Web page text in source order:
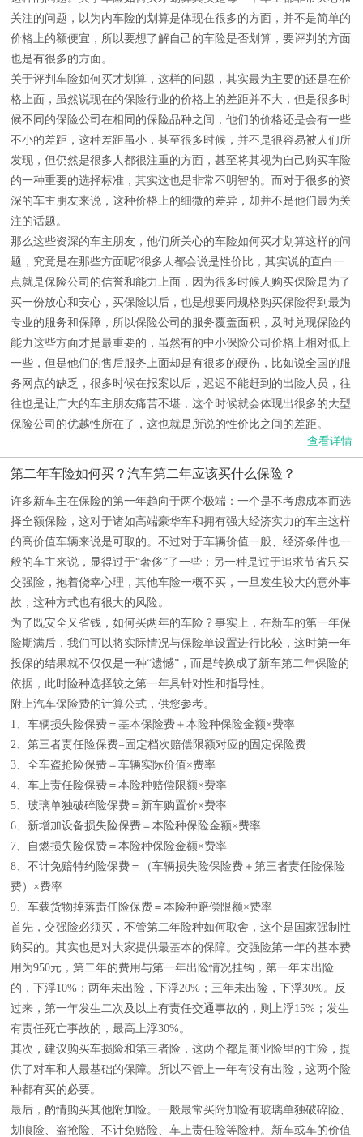
关注的问题，以为内车险的划算是体现在很多的方面，并不是简单的
价格上的额便宜，所以要想了解自己的车险是否划算，要评判的方面
也是有很多的方面。
关于评判车险如何买才划算，这样的问题，其实最为主要的还是在价
格上面，虽然说现在的保险行业的价格上的差距并不大，但是很多时
候不同的保险公司在相同的保险品种之间，他们的价格还是会有一些
不小的差距，这种差距虽小，甚至很多时候，并不是很容易被人们所
发现，但仍然是很多人都很注重的方面，甚至将其视为自己购买车险
的一种重要的选择标准，其实这也是非常不明智的。而对于很多的资
深的车主朋友来说，这种价格上的细微的差异，却并不是他们最为关
注的话题。
那么这些资深的车主朋友，他们所关心的车险如何买才划算这样的问
题，究竟是在那些方面呢?很多人都会说是性价比，其实说的直白一
点就是保险公司的信誉和能力上面，因为很多时候人购买保险是为了
买一份放心和安心，买保险以后，也是想要同规格购买保险得到最为
专业的服务和保障，所以保险公司的服务覆盖面积，及时兑现保险的
能力这些方面才是最重要的，虽然有的中小保险公司价格上相对低上
一些，但是他们的售后服务上面却是有很多的硬伤，比如说全国的服
务网点的缺乏，很多时候在报案以后，迟迟不能赶到的出险人员，往
往也是让广大的车主朋友痛苦不堪，这个时候就会体现出很多的大型
保险公司的优越性所在了，这也就是所说的性价比之间的差距。
查看详情
第二年车险如何买？汽车第二年应该买什么保险？
许多新车主在保险的第一年趋向于两个极端：一个是不考虑成本而选
择全额保险，这对于诸如高端豪华车和拥有强大经济实力的车主这样
的高价值车辆来说是可取的。不过对于车辆价值一般、经济条件也一
般的车主来说，显得过于“奢侈”了一些；另一种是过于追求节省只买
交强险，抱着侥幸心理，其他车险一概不买，一旦发生较大的意外事
故，这种方式也有很大的风险。
为了既安全又省钱，如何买两年的车险？事实上，在新车的第一年保
险期满后，我们可以将实际情况与保险单设置进行比较，这时第一年
投保的结果就不仅仅是一种“遗憾”，而是转换成了新车第二年保险的
依据，此时险种选择较之第一年具针对性和指导性。
附上汽车保险费的计算公式，供您参考。
1、车辆损失险保费＝基本保险费＋本险种保险金额×费率
2、第三者责任险保费=固定档次赔偿限额对应的固定保险费
3、全车盗抢险保费＝车辆实际价值×费率
4、车上责任险保费＝本险种赔偿限额×费率
5、玻璃单独破碎险保费＝新车购置价×费率
6、新增加设备损失险保费＝本险种保险金额×费率
7、自燃损失险保费＝本险种保险金额×费率
8、不计免赔特约险保费＝（车辆损失险保险费＋第三者责任险保险
费）×费率
9、车载货物掉落责任险保费＝本险种赔偿限额×费率
首先，交强险必须买，不管第二年险种如何取舍，这个是国家强制性
购买的。其实也是对大家提供最基本的保障。交强险第一年的基本费
用为950元，第二年的费用与第一年出险情况挂钩，第一年未出险
的，下浮10%；两年未出险，下浮20%；三年未出险，下浮30%。反
过来，第一年发生二次及以上有责任交通事故的，则上浮15%；发生
有责任死亡事故的，最高上浮30%。
其次，建议购买车损险和第三者险，这两个都是商业险里的主险，提
供了对车和人最基础的保障。所以不管上一年有没有出险，这两个险
种都有买的必要。
最后，酌情购买其他附加险。一般最常买附加险有玻璃单独破碎险、
划痕险、盗抢险、不计免赔险、车上责任险等险种。新车或车的价值